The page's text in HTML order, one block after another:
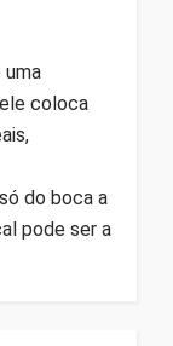
uma
coloca
do boca a
pode ser a